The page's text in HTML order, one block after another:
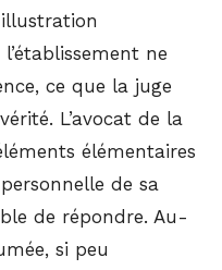
ne
ce que la juge
L’avocat de la
élémentaires
de sa
de répondre. Au-
si peu